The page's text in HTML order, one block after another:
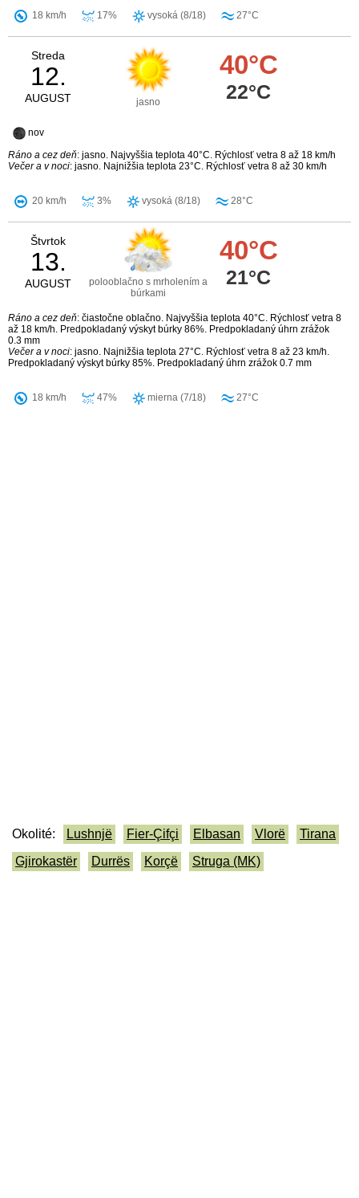
18 km/h 17% vysoká (8/18) 27°C
Streda
12.
AUGUST jasno
40°C
22°C
nov
Ráno a cez deň: jasno. Najvyššia teplota 40°C. Rýchlosť vetra 8 až 18 km/h
Večer a v noci: jasno. Najnižšia teplota 23°C. Rýchlosť vetra 8 až 30 km/h
20 km/h 3% vysoká (8/18) 28°C
Štvrtok
13.
AUGUST
polooblačno s mrholením a
búrkami
40°C
21°C
Ráno a cez deň: čiastočne oblačno. Najvyššia teplota 40°C. Rýchlosť vetra 8
až 18 km/h. Predpokladaný výskyt búrky 86%. Predpokladaný úhrn zrážok
0.3 mm
Večer a v noci: jasno. Najnižšia teplota 27°C. Rýchlosť vetra 8 až 23 km/h.
Predpokladaný výskyt búrky 85%. Predpokladaný úhrn zrážok 0.7 mm
18 km/h 47% mierna (7/18) 27°C
Okolité: Lushnjë Fier-Çifçi Elbasan Vlorë
Tirana
Gjirokastër
Durrës Korçë Struga (MK)